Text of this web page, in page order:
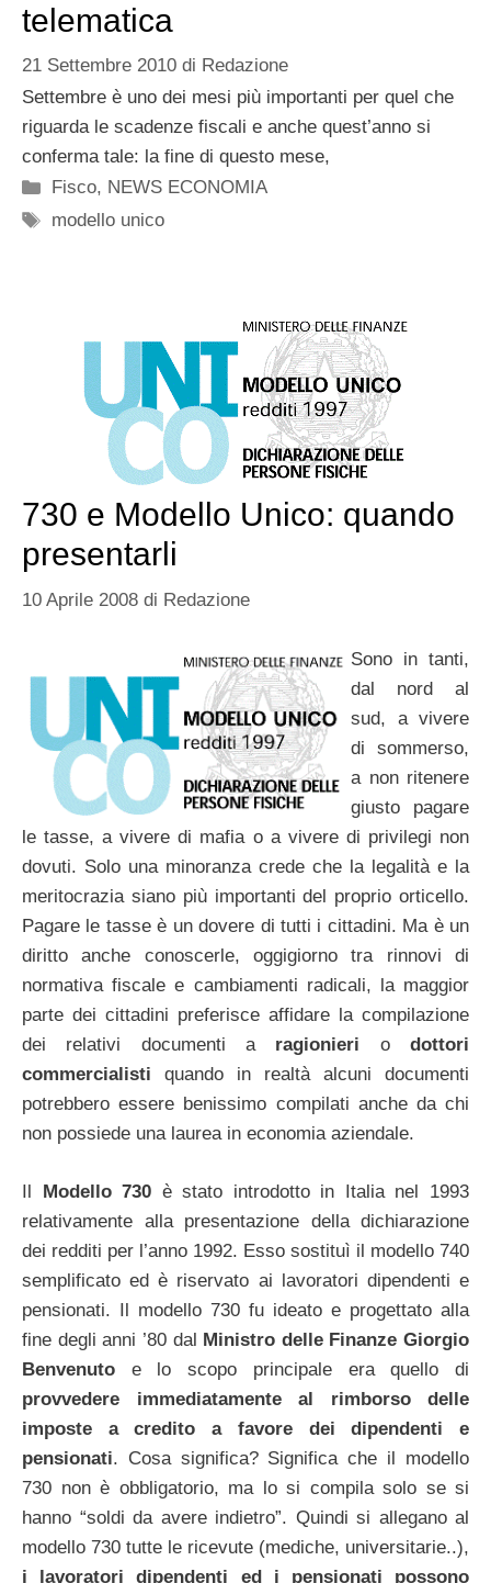
telematica
21 Settembre 2010 di Redazione
Settembre è uno dei mesi più importanti per quel che
riguarda le scadenze fiscali e anche quest’anno si
conferma tale: la fine di questo mese,
Categorie
Fisco, NEWS ECONOMIA
Tag
modello unico
730 e Modello Unico: quando
presentarli
10 Aprile 2008 di Redazione
Sono in tanti,
dal nord al
sud, a vivere
di sommerso,
a non ritenere
giusto pagare
le tasse, a vivere di mafia o a vivere di privilegi non
dovuti. Solo una minoranza crede che la legalità e la
meritocrazia siano più importanti del proprio orticello.
Pagare le tasse è un dovere di tutti i cittadini. Ma è un
diritto anche conoscerle, oggigiorno tra rinnovi di
normativa fiscale e cambiamenti radicali, la maggior
parte dei cittadini preferisce affidare la compilazione
dei relativi documenti a ragionieri odottori
commercialisti quando in realtà alcuni documenti
potrebbero essere benissimo compilati anche da chi
non possiede una laurea in economia aziendale.
Il Modello 730 è stato introdotto in Italia nel 1993
relativamente alla presentazione della dichiarazione
dei redditi per l’anno 1992. Esso sostituì il modello 740
semplificato ed è riservato ai lavoratori dipendenti e
pensionati. Il modello 730 fu ideato e progettato alla
fine degli anni ’80 dal Ministro delle Finanze Giorgio
Benvenuto e lo scopo principale era quello di
provvedere immediatamente al rimborso delle
imposte a credito a favore dei dipendenti e
pensionati. Cosa significa? Significa che il modello
730 non è obbligatorio, ma lo si compila solo se si
hanno “soldi da avere indietro”. Quindi si allegano al
modello 730 tutte le ricevute (mediche, universitarie..),
i lavoratori dipendenti ed i pensionati possono